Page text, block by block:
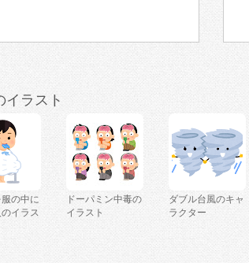
イラスト
の中に
イラス
ドーパミン中毒の
イラスト
ダブル台風のキャ
ラクター